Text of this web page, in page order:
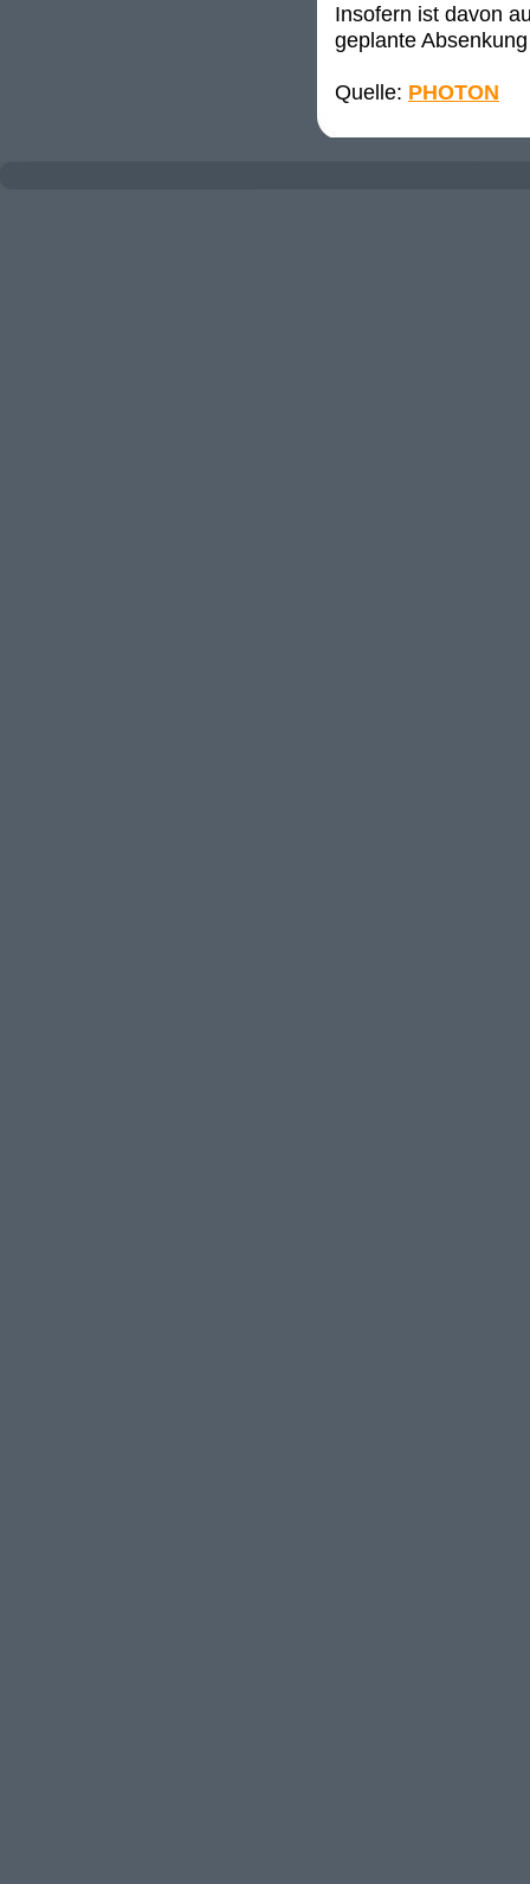
Insofern ist davon
geplante
Quelle: PHOTON